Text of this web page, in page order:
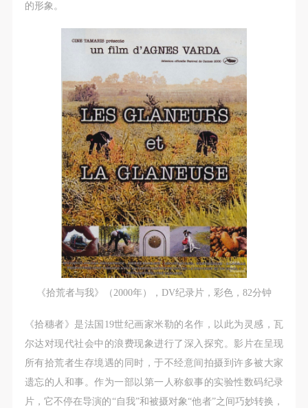
的形象。
《拾荒者与我》（2000年），DV纪录片，彩色，82分钟
《拾穗者》是法国19世纪画家米勒的名作，以此为灵感，瓦
尔达对现代社会中的浪费现象进行了深入探究。影片在呈现
所有拾荒者生存境遇的同时，于不经意间拍摄到许多被大家
遗忘的人和事。作为一部以第一人称叙事的实验性数码纪录
片，它不停在导演的“自我”和被摄对象“他者”之间巧妙转换，